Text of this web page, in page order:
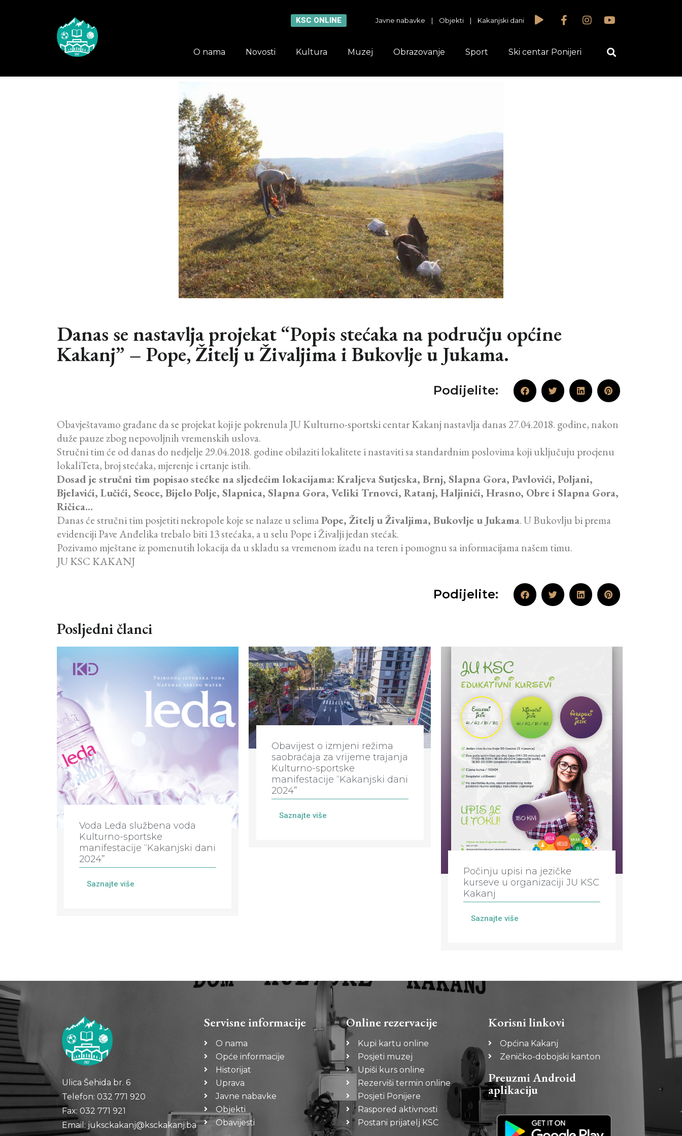
KSC ONLINE Javne nabavke | Objekti | Kakanjski dani
O nama Novosti Kultura Muzej Obrazovanje Sport Ski centar Ponijeri
Danas se nastavlja projekat “Popis stećaka na području općine
Kakanj” – Pope, Žitelj u Živaljima i Bukovlje u Jukama.
Podijelite:
Obavještavamo građane da se projekat koji je pokrenula JU Kulturno-sportski centar Kakanj nastavlja danas 27.04.2018. godine, nakon
duže pauze zbog nepovoljnih vremenskih uslova.
Stručni tim će od danas do nedjelje 29.04.2018. godine obilaziti lokalitete i nastaviti sa standardnim poslovima koji uključuju procjenu
lokaliTeta, broj stećaka, mjerenje i crtanje istih.
Dosad je stručni tim popisao stećke na sljedećim lokacijama: Kraljeva Sutjeska, Brnj, Slapna Gora, Pavlovići, Poljani,
Bjelavići, Lučići, Seoce, Bijelo Polje, Slapnica, Slapna Gora, Veliki Trnovci, Ratanj, Haljinići, Hrasno, Obre i Slapna Gora,
Ričica…
Danas će stručni tim posjetiti nekropole koje se nalaze u selimaPope, Žitelj u Živaljima, Bukovlje u Jukama. U Bukovlju bi prema
evidenciji Pave Anđelika trebalo biti 13 stećaka, a u selu Pope i Živalji jedan stećak.
Pozivamo mještane iz pomenutih lokacija da u skladu sa vremenom izađu na teren i pomognu sa informacijama našem timu.
JU KSC KAKANJ
Podijelite:
Posljedni članci
Voda Leda službena voda
Kulturno-sportske
manifestacije “Kakanjski dani
2024”
Saznajte više
Obavijest o izmjeni režima
saobraćaja za vrijeme trajanja
Kulturno-sportske
manifestacije “Kakanjski dani
2024”
Saznajte više
Počinju upisi na jezičke
kurseve u organizaciji JU KSC
Kakanj
Saznajte više
Ulica Šehida br. 6
Telefon: 032 771 920
Fax: 032 771 921
Email: juksckakanj@ksckakanj.ba
Servisne informacije
O nama
Opće informacije
Historijat
Uprava
Javne nabavke
Objekti
Obavijesti
Online rezervacije
Kupi kartu online
Posjeti muzej
Upiši kurs online
Rezerviši termin online
Posjeti Ponijere
Raspored aktivnosti
Postani prijatelj KSC
Korisni linkovi
Općina Kakanj
Zeničko-dobojski kanton
Preuzmi Android
aplikaciju